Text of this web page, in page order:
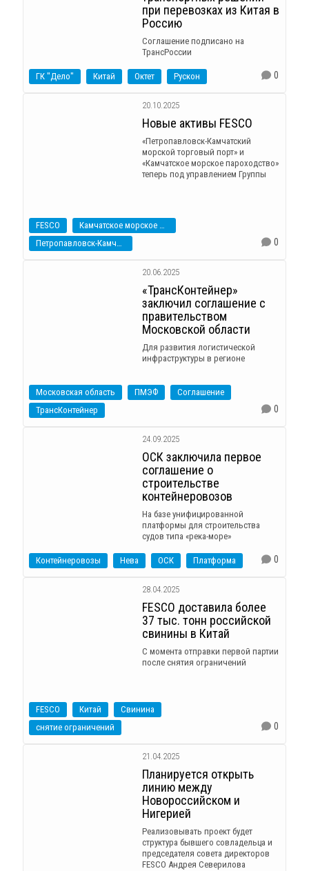
при перевозках из Китая в
Россию
Соглашение подписано на
ТрансРоссии
ГК "Дело" Китай Октет Рускон 0
20.10.2025
Новые активы FESCO
«Петропавловск-Камчатский
морской торговый порт» и
«Камчатское морское пароходство»
теперь под управлением Группы
FESCO
Камчатское морское пароходство
Петропавловск-Камчатский
0
20.06.2025
«ТрансКонтейнер»
заключил соглашение с
правительством
Московской области
Для развития логистической
инфраструктуры в регионе
Московская область ПМЭФ
Соглашение
ТрансКонтейнер
0
24.09.2025
ОСК заключила первое
соглашение о
строительстве
контейнеровозов
На базе унифицированной
платформы для строительства
судов типа «река-море»
Контейнеровозы Нева ОСК Платформа 0
28.04.2025
FESCO доставила более
37 тыс. тонн российской
свинины в Китай
С момента отправки первой партии
после снятия ограничений
FESCO Китай
Свинина
снятие ограничений
0
21.04.2025
Планируется открыть
линию между
Новороссийском и
Нигерией
Реализовывать проект будет
структура бывшего совладельца и
председателя совета директоров
FESCO Андрея Северилова